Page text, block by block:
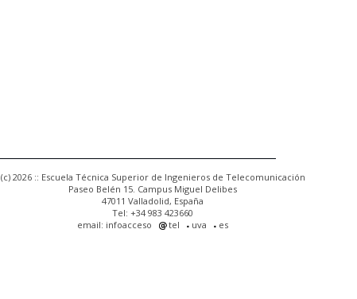
(c) 2026 :: Escuela Técnica Superior de Ingenieros de Telecomunicación
Paseo Belén 15. Campus Miguel Delibes
47011 Valladolid, España
Tel: +34 983 423660
email: infoacceso
tel uva es